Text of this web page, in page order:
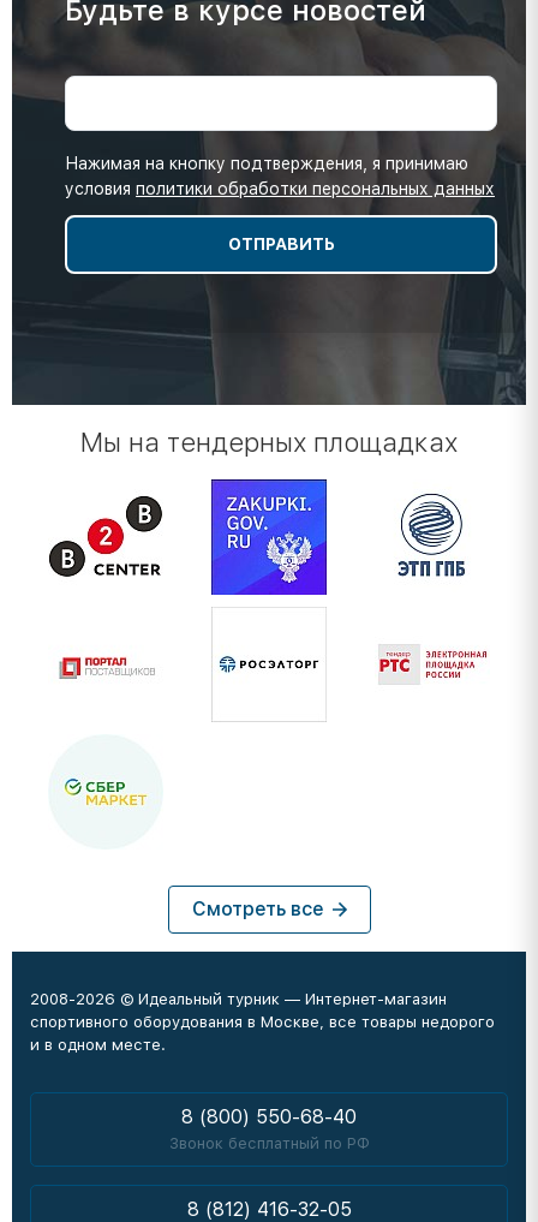
Будьте в курсе новостей
Нажимая на кнопку подтверждения, я принимаю
условия политики обработки персональных данных
Мы на тендерных площадках
Смотреть все
2008-2026 © Идеальный турник — Интернет-магазин
спортивного оборудования в Москве, все товары недорого
и в одном месте.
8 (800) 550-68-40
Звонок бесплатный по РФ
8 (812) 416-32-05